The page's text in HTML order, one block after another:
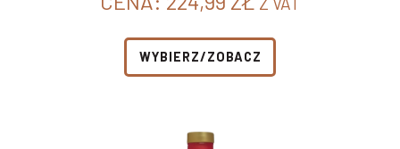
WYBIERZ/ZOBACZ